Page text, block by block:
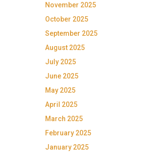
November 2025
October 2025
September 2025
August 2025
July 2025
June 2025
May 2025
April 2025
March 2025
February 2025
January 2025